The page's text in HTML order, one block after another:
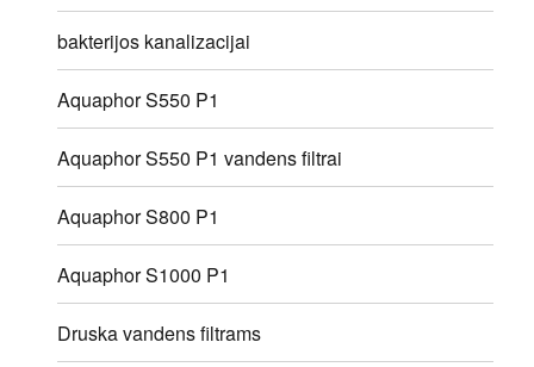
bakterijos kanalizacijai
Aquaphor S550 P1
Aquaphor S550 P1 vandens filtrai
Aquaphor S800 P1
Aquaphor S1000 P1
Druska vandens filtrams